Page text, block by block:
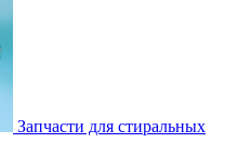
Запчасти для стиральных